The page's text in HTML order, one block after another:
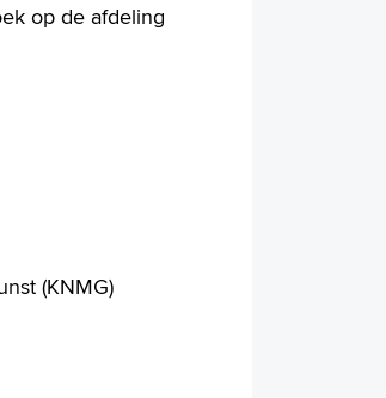
op de afdeling
(KNMG)